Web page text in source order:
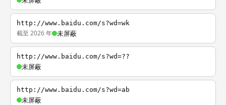
http://www.baidu.com/s?wd=wk
截至 2026 年 未屏蔽
http://www.baidu.com/s?wd=??
未屏蔽
http://www.baidu.com/s?wd=ab
未屏蔽